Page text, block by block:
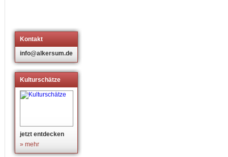
Kontakt
info@alkersum.de
Kulturschätze
jetzt entdecken
» mehr